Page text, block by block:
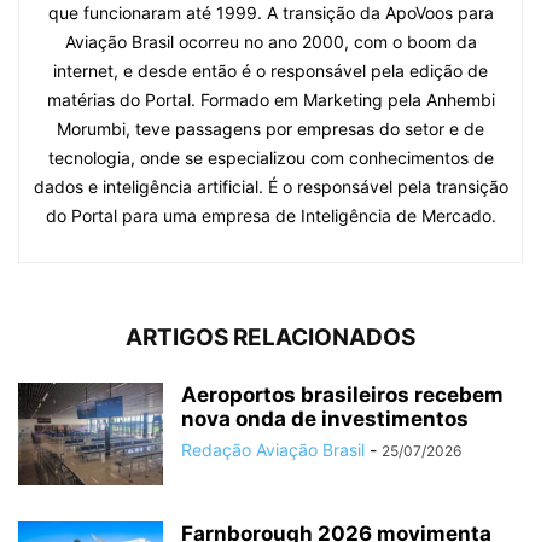
que funcionaram até 1999. A transição da ApoVoos para
Aviação Brasil ocorreu no ano 2000, com o boom da
internet, e desde então é o responsável pela edição de
matérias do Portal. Formado em Marketing pela Anhembi
Morumbi, teve passagens por empresas do setor e de
tecnologia, onde se especializou com conhecimentos de
dados e inteligência artificial. É o responsável pela transição
do Portal para uma empresa de Inteligência de Mercado.
ARTIGOS RELACIONADOS
Aeroportos brasileiros recebem
nova onda de investimentos
Redação Aviação Brasil - 25/07/2026
Farnborough 2026 movimenta